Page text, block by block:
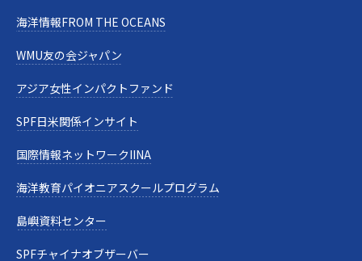
海洋情報FROM THE OCEANS
WMU友の会ジャパン
アジア女性インパクトファンド
SPF日米関係インサイト
国際情報ネットワークIINA
海洋教育パイオニアスクールプログラム
島嶼資料センター
SPFチャイナオブザーバー